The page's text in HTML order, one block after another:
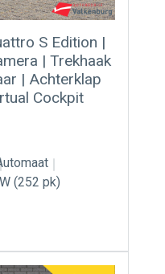
S Edition |
| Trekhaak
| Achterklap
Cockpit
(252 pk)